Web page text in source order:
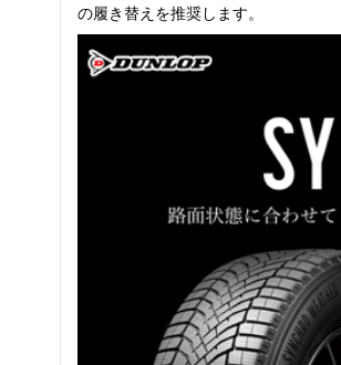
の履き替えを推奨します。